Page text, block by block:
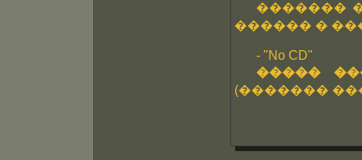
�������
������ �
- "No CD"
�����
(�������